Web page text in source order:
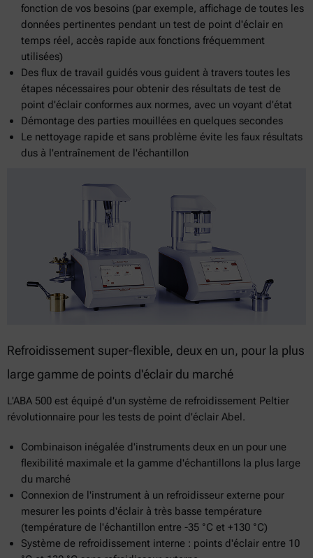
fonction de vos besoins (par exemple, affichage de toutes les
données pertinentes pendant un test de point d'éclair en
temps réel, accès rapide aux fonctions fréquemment
utilisées)
Des flux de travail guidés vous guident à travers toutes les
étapes nécessaires pour obtenir des résultats de test de
point d'éclair conformes aux normes, avec un voyant d'état
Démontage des parties mouillées en quelques secondes
Le nettoyage rapide et sans problème évite les faux résultats
dus à l'entraînement de l'échantillon
Refroidissement super-flexible, deux en un, pour la plus
large gamme de points d'éclair du marché
L'ABA 500 est équipé d'un système de refroidissement Peltier
révolutionnaire pour les tests de point d'éclair Abel.
Combinaison inégalée d'instruments deux en un pour une
flexibilité maximale et la gamme d'échantillons la plus large
du marché
Connexion de l'instrument à un refroidisseur externe pour
mesurer les points d'éclair à très basse température
(température de l'échantillon entre -35 °C et +130 °C)
Système de refroidissement interne : points d'éclair entre 10